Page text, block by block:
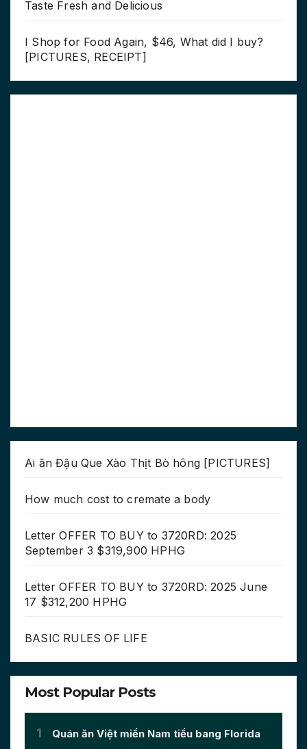
Taste Fresh and Delicious
I Shop for Food Again, $46, What did I buy?
[PICTURES, RECEIPT]
Ai ăn Đậu Que Xào Thịt Bò hông [PICTURES]
How much cost to cremate a body
Letter OFFER TO BUY to 3720RD: 2025
September 3 $319,900 HPHG
Letter OFFER TO BUY to 3720RD: 2025 June
17 $312,200 HPHG
BASIC RULES OF LIFE
Most Popular Posts